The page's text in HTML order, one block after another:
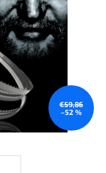
€59,86
–52 %